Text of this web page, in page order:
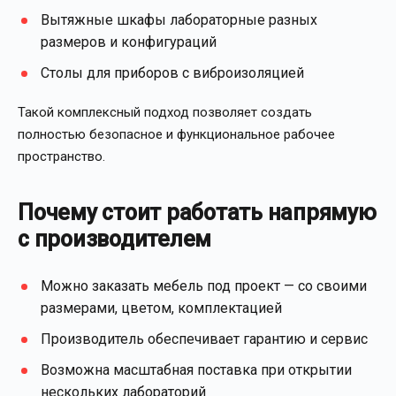
Вытяжные шкафы лабораторные разных
размеров и конфигураций
Столы для приборов с виброизоляцией
Такой комплексный подход позволяет создать
полностью безопасное и функциональное рабочее
пространство.
Почему стоит работать напрямую
с производителем
Можно заказать мебель под проект — со своими
размерами, цветом, комплектацией
Производитель обеспечивает гарантию и сервис
Возможна масштабная поставка при открытии
нескольких лабораторий